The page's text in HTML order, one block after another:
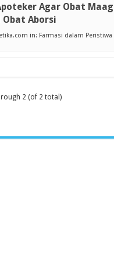
Agar Obat Maag
Aborsi
in: Farmasi dalam Peristiwa
2 (of 2 total)